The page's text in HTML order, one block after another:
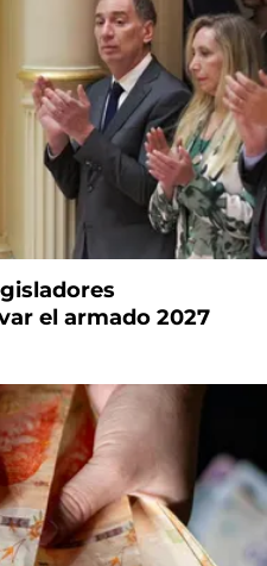
el armado 2027